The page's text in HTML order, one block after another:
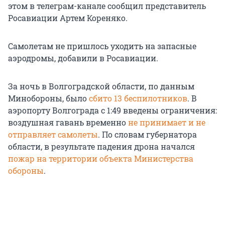
этом в телеграм-канале сообщил представитель
Росавиации Артем Кореняко.
Самолетам не пришлось уходить на запасные
аэродромы, добавили в Росавиации.
За ночь в Волгоградской области, по данным
Минобороны, былосбито 13 беспилотников. В
аэропорту Волгограда с 1:49 введены ограничения:
воздушная гавань временноне принимает и не
отправляет самолеты. По словам губернатора
области, в результате падения дрона начался
пожар на территории объекта Министерства
обороны.